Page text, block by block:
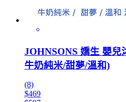
JOHNSONS 嬌生 嬰兒
牛奶純米/甜夢/溫和)
(8)
$469